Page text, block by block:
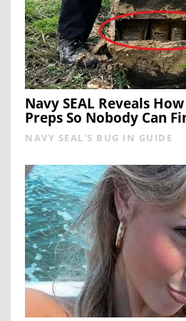
Navy SEAL Reveals
Preps So Nobody Can
NAVY SEAL'S BUG IN GUIDE